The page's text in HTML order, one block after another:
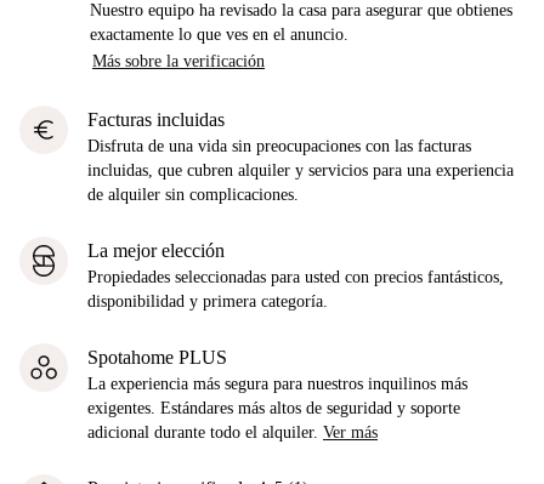
Nuestro equipo ha revisado la casa para asegurar que obtienes
exactamente lo que ves en el anuncio.
Más sobre la verificación
euro Facturas incluidas
Disfruta de una vida sin preocupaciones con las facturas
incluidas, que cubren alquiler y servicios para una experiencia
de alquiler sin complicaciones.
La mejor elección
Propiedades seleccionadas para usted con precios fantásticos,
disponibilidad y primera categoría.
Spotahome PLUS
La experiencia más segura para nuestros inquilinos más
exigentes. Estándares más altos de seguridad y soporte
adicional durante todo el alquiler. Ver más